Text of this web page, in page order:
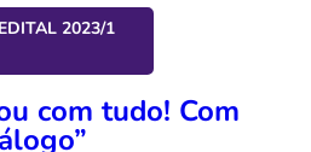
EDITAL 2023/1
com tudo! Com